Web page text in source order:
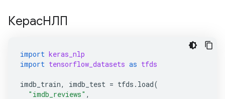
КерасНЛП
import keras_nlp
import tensorflow_datasets as tfds
imdb_train, imdb_test = tfds . load(
"imdb_reviews" ,